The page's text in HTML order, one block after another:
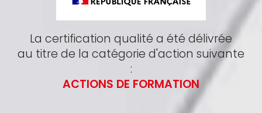
La certification qualité a été délivrée
au titre de la catégorie d'action suivante
:
ACTIONS DE FORMATION